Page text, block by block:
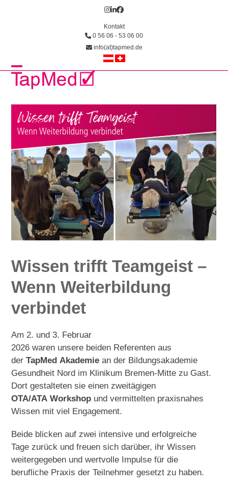
Instagram
LinkedIn
Facebook
Kontakt
0 56 06 - 53 06 00
info(at)tapmed.de
Open
menu
Close
menu
Wissen trifft Teamgeist –
Wenn Weiterbildung
verbindet
Am 2. und 3. Februar
2026 waren unsere beiden Referenten aus
derTapMed Akademie an der Bildungsakademie
Gesundheit Nord im Klinikum Bremen-Mitte zu Gast.
Dort gestalteten sie einen zweitägigen
OTA/ATA Workshop und vermittelten praxisnahes
Wissen mit viel Engagement.
Beide blicken auf zwei intensive und erfolgreiche
Tage zurück und freuen sich darüber, ihr Wissen
weitergegeben und wertvolle Impulse für die
berufliche Praxis der Teilnehmer gesetzt zu haben.